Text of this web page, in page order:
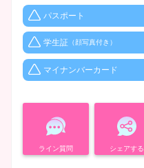
パスポート
学生証 （顔写真付き）
マイナンバーカード
ライン質問 シェアする